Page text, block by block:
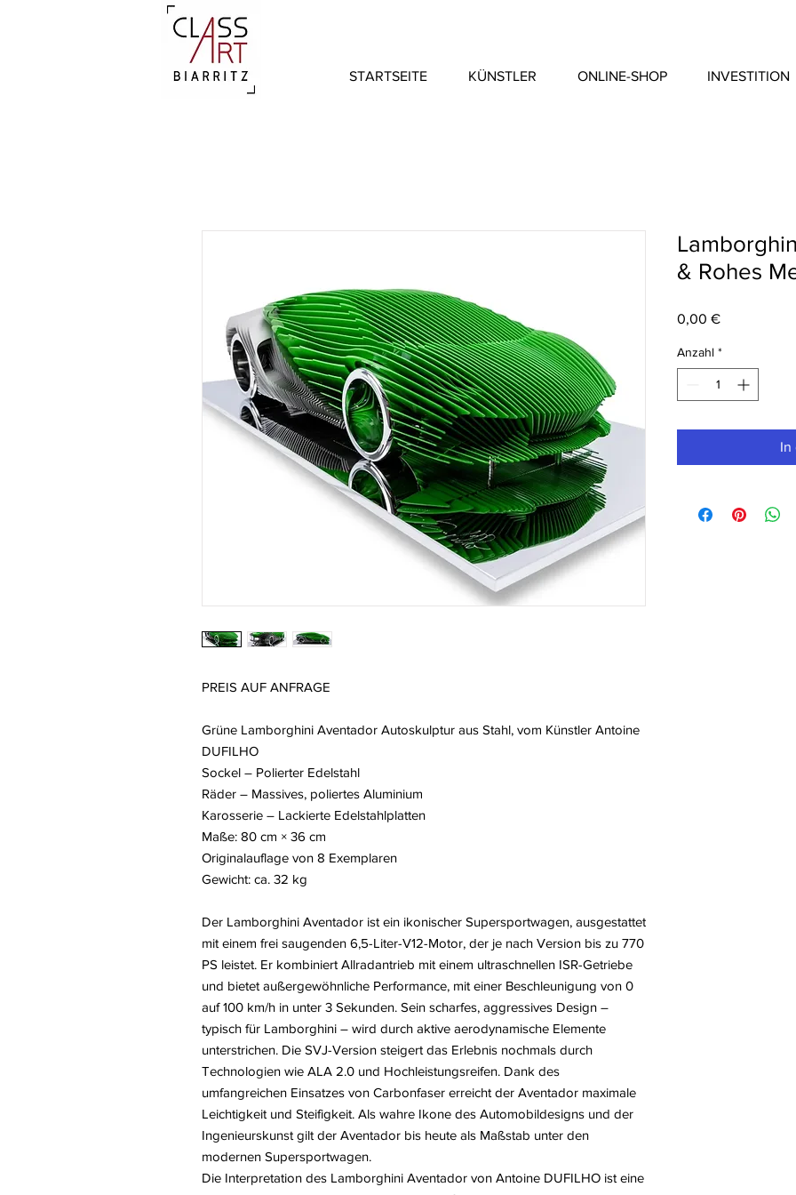
STARTSEITE KÜNSTLER ONLINE-SHOP INVESTITION
PREIS AUF ANFRAGE
Grüne Lamborghini Aventador Autoskulptur aus Stahl, vom Künstler Antoine
DUFILHO
Sockel – Polierter Edelstahl
Räder – Massives, poliertes Aluminium
Karosserie – Lackierte Edelstahlplatten
Maße: 80 cm × 36 cm
Originalauflage von 8 Exemplaren
Gewicht: ca. 32 kg
Der Lamborghini Aventador ist ein ikonischer Supersportwagen, ausgestattet
mit einem frei saugenden 6,5-Liter-V12-Motor, der je nach Version bis zu 770
PS leistet. Er kombiniert Allradantrieb mit einem ultraschnellen ISR-Getriebe
und bietet außergewöhnliche Performance, mit einer Beschleunigung von 0
auf 100 km/h in unter 3 Sekunden. Sein scharfes, aggressives Design –
typisch für Lamborghini – wird durch aktive aerodynamische Elemente
unterstrichen. Die SVJ-Version steigert das Erlebnis nochmals durch
Technologien wie ALA 2.0 und Hochleistungsreifen. Dank des
umfangreichen Einsatzes von Carbonfaser erreicht der Aventador maximale
Leichtigkeit und Steifigkeit. Als wahre Ikone des Automobil­designs und der
Ingenieurskunst gilt der Aventador bis heute als Maßstab unter den
modernen Supersportwagen.
Die Interpretation des Lamborghini Aventador von Antoine DUFILHO ist eine
& Rohes
0,00 €Preis
Anzahl *
In